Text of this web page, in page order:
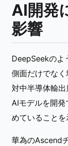
AI開発
影響
DeepSeekのよ
側面だけでな
対中半導体輸
AIモデルを開
めていることを
華為のAscend